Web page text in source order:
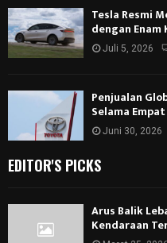
Tesla Resmi
dengan
Juli 5, 2026
Penjualan
Selama
Juni 30, 2026
EDITOR'S PICKS
Arus Balik
Kendaraan